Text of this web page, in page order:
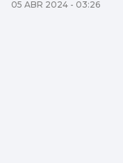
05 ABR 2024 - 03:26